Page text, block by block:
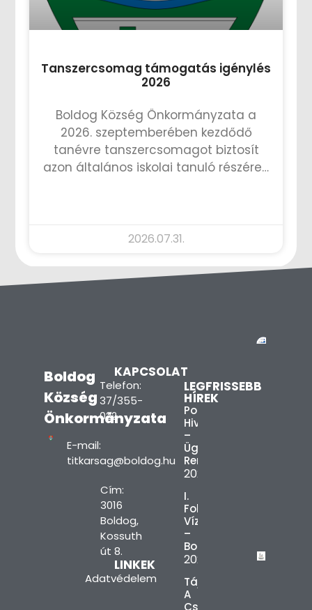
Tanszercsomag támogatás igénylés
2026
Boldog Község Önkormányzata a
2026. szeptemberében kezdődő
tanévre tanszercsomagot biztosít
azon általános iskolai tanuló részére…
2026.07.31.
Boldog
Község
Önkormányzata
KAPCSOLAT
Telefon:
37/355-
022
E-mail:
titkarsag@boldog.hu
Cím:
3016
Boldog,
Kossuth
út 8.
LINKEK
Adatvédelem
LEGFRISSEBB
HÍREK
Polgármesteri
Hivatal
–
Ügyfélfogadási
Rend
2026.08.03.
I.
Fokú
Vízkorlátozás
–
Boldog
2026.08.03.
Tájékoztatás
A
Csúcsidőszaki